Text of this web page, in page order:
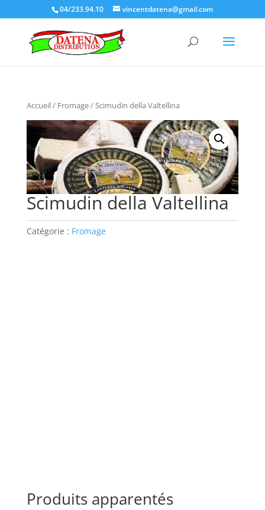
04/233.94.10 vincentdatena@gmail.com
Accueil/ Fromage/ Scimudin della Valtellina
Scimudin della Valtellina
Catégorie : Fromage
Produits apparentés